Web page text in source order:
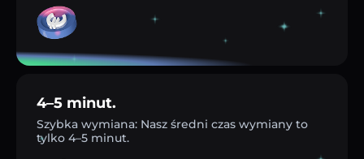
4–5 minut.
Szybka wymiana: Nasz średni czas wymiany to
tylko 4–5 minut.